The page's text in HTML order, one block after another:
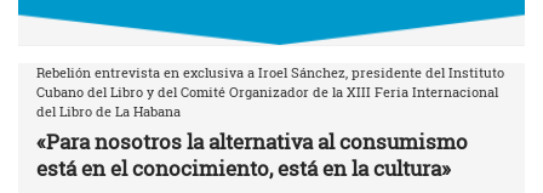
Rebelión entrevista en exclusiva a Iroel Sánchez, presidente del Instituto
Cubano del Libro y del Comité Organizador de la XIII Feria Internacional
del Libro de La Habana
«Para nosotros la alternativa al consumismo
está en el conocimiento, está en la cultura»